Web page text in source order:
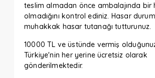
teslim almadan önce ambalajında bir
olmadığını kontrol ediniz. Hasar
muhakkak hasar tutanağı tutturunuz.
10000 TL ve üstünde vermiş
Türkiye'nin her yerine ücretsiz olarak
gönderilmektedir.